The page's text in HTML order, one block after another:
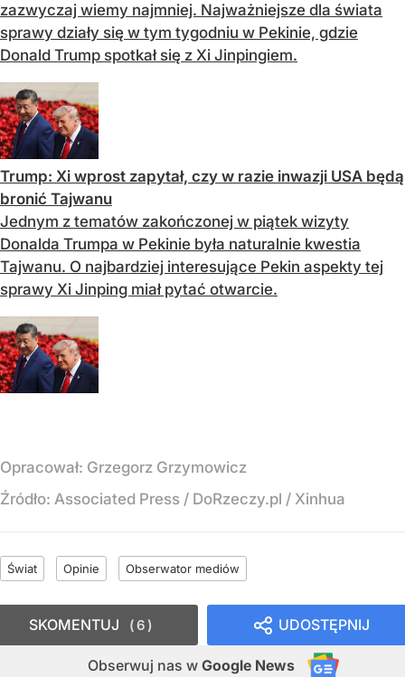
zazwyczaj wiemy najmniej. Najważniejsze dla świata
sprawy działy się w tym tygodniu w Pekinie, gdzie
Donald Trump spotkał się z Xi Jinpingiem.
Trump: Xi wprost zapytał, czy w razie inwazji USA będą
bronić Tajwanu
Jednym z tematów zakończonej w piątek wizyty
Donalda Trumpa w Pekinie była naturalnie kwestia
Tajwanu. O najbardziej interesujące Pekin aspekty tej
sprawy Xi Jinping miał pytać otwarcie.
Opracował: Grzegorz Grzymowicz
Źródło: Associated Press / DoRzeczy.pl / Xinhua
Świat Opinie Obserwator mediów
UDOSTĘPNIJ
Obserwuj nas w Google News
SKOMENTUJ 6